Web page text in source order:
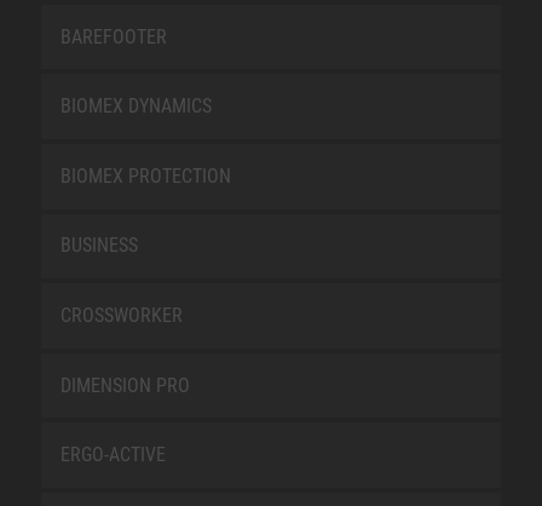
BAREFOOTER
BIOMEX DYNAMICS
BIOMEX PROTECTION
BUSINESS
CROSSWORKER
DIMENSION PRO
ERGO-ACTIVE